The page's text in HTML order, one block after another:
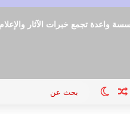
واعدة تجمع خبرات الآثار
الدخول
مقال عشوائي
الوضع المظلم